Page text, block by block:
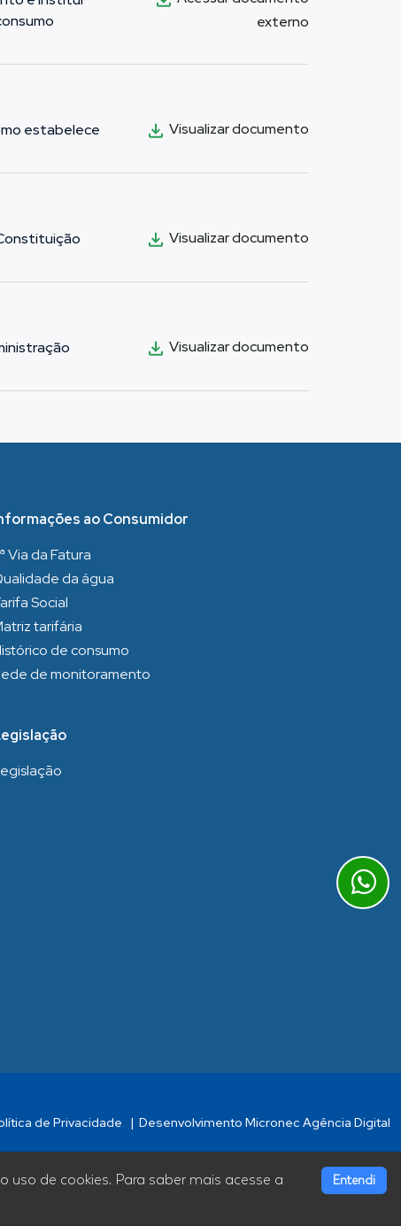
externo
estabelece
Visualizar documento
Visualizar documento
Visualizar documento
ao Consumidor
Via da Fatura
da água
Social
tarifária
de consumo
de monitoramento
uso de cookies. Para saber mais acesse a
Entendi
de Privacidade | Desenvolvimento Micronec Agência Digital